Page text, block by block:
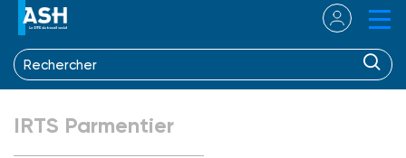
IRTS Parmentier